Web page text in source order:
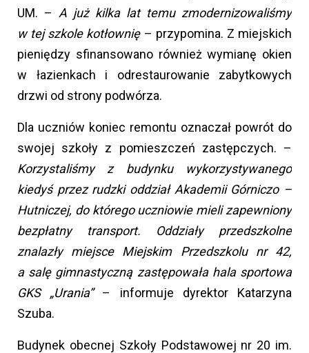
UM. – A już kilka lat temu zmodernizowaliśmy
w tej szkole kotłownię– przypomina. Z miejskich
pieniędzy sfinansowano również wymianę okien
w łazienkach i odrestaurowanie zabytkowych
drzwi od strony podwórza.
Dla uczniów koniec remontu oznaczał powrót do
swojej szkoły z pomieszczeń zastępczych. –
Korzystaliśmy z budynku wykorzystywanego
kiedyś przez rudzki oddział Akademii Górniczo –
Hutniczej, do którego uczniowie mieli zapewniony
bezpłatny transport. Oddziały przedszkolne
znalazły miejsce Miejskim Przedszkolu nr 42,
a salę gimnastyczną zastępowała hala sportowa
GKS „Urania”– informuje dyrektor Katarzyna
Szuba.
Budynek obecnej Szkoły Podstawowej nr 20 im.